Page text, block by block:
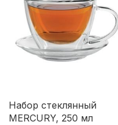
Набор стеклянный
MERCURY, 250 мл